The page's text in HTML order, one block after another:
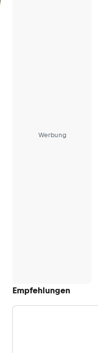
Werbung
Empfehlungen